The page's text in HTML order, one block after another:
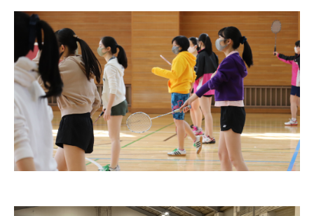
INFORMATION
総合案内
ニュース・トピック
お問い合わせ
キャンパスマップ
アクセスマップ
緊急・災害時の対応
ご支援をお考えの方へ
ENGLISHページ